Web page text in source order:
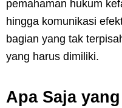
pemahaman hukum
hingga komunikasi
bagian yang tak
yang harus dimiliki.
Apa Saja